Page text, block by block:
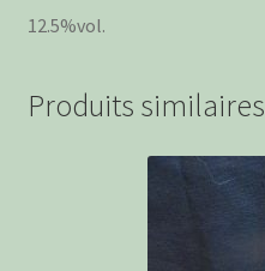
12.5%vol.
Produits similaires